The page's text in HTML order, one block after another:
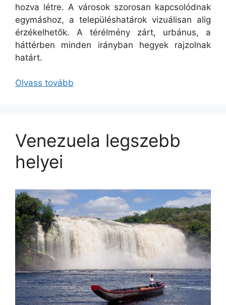
hozva létre. A városok szorosan kapcsolódnak
egymáshoz, a településhatárok vizuálisan alig
érzékelhetők. A térélmény zárt, urbánus, a
háttérben minden irányban hegyek rajzolnak
határt.
Olvass tovább
Venezuela legszebb
helyei